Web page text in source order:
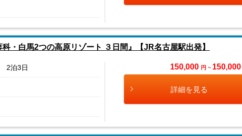
・白馬2つの高原リゾート ３日間』【JR名古屋駅出発】
2泊3日 150,000 円 ~ 150,000
詳細を見る